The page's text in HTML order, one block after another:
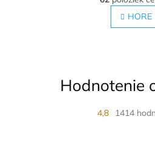
v
l
á
e
r
á
n
k
i
e
HORE
Hodnotenie
4,8 1414